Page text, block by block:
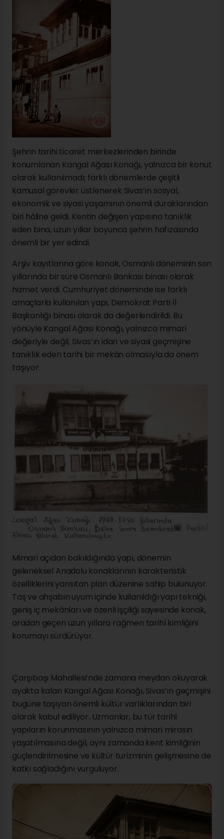
Şehrin tarihi ticaret merkezlerinden birinde
konumlanan Kangal Ağası Konağı, yalnızca bir konut
olarak kullanılmadı; farklı dönemlerde çeşitli
kamusal görevler üstlenerek Sivas’ın sosyal,
ekonomik ve siyasi yaşamının önemli duraklarından
biri hâline geldi. Kentin değişen yapısına tanıklık
eden bina, uzun yıllar boyunca şehrin hafızasında
önemli bir yer edindi.
Arşiv kayıtlarına göre konak, Osmanlı döneminin son
yıllarında bir süre Osmanlı Bankası binası olarak
hizmet verdi. Cumhuriyet döneminde ise farklı
amaçlarla kullanılan yapı, Demokrat Parti İl
Başkanlığı binası olarak da değerlendirildi. Bu
yönüyle Kangal Ağası Konağı, yalnızca mimari
değeriyle değil, Sivas’ın idari ve siyasi geçmişine
tanıklık eden tarihi bir mekân olmasıyla da önem
taşıyor.
Mimari açıdan bakıldığında yapı, dönemin
geleneksel Anadolu konaklarının karakteristik
özelliklerini yansıtan plan düzenine sahip bulunuyor.
Taş ve ahşabın uyum içinde kullanıldığı yapı tekniği,
geniş iç mekânları ve özenli işçiliği sayesinde konak,
aradan geçen uzun yıllara rağmen tarihî kimliğini
korumayı sürdürüyor.
Çarşıbaşı Mahallesi’nde zamana meydan okuyarak
ayakta kalan Kangal Ağası Konağı, Sivas’ın geçmişini
bugüne taşıyan önemli kültür varlıklarından biri
olarak kabul ediliyor. Uzmanlar, bu tür tarihî
yapıların korunmasının yalnızca mimari mirasın
yaşatılmasına değil, aynı zamanda kent kimliğinin
güçlendirilmesine ve kültür turizminin gelişmesine de
katkı sağladığını vurguluyor.